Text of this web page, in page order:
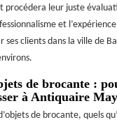
procédera leur juste
et
ses clients dans la ville de
de brocante :
à Antiquaire
de brocante, quels